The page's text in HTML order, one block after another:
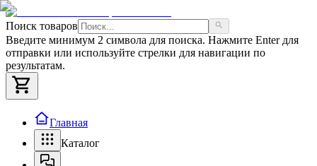
Поиск товаров
Введите минимум 2 символа для поиска. Нажмите Enter для
отправки или используйте стрелки для навигации по
результатам.
Главная
Каталог